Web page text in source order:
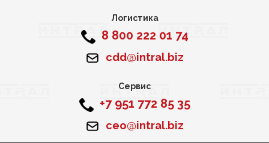
Логистика
8 800 222 01 74
cdd@intral.biz
Сервис
+7 951 772 85 35
ceo@intral.biz